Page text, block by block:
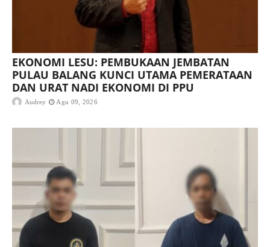
EKONOMI LESU: PEMBUKAAN JEMBATAN
PULAU BALANG KUNCI UTAMA PEMERATAAN
DAN URAT NADI EKONOMI DI PPU
Audrey Agu 09, 2026